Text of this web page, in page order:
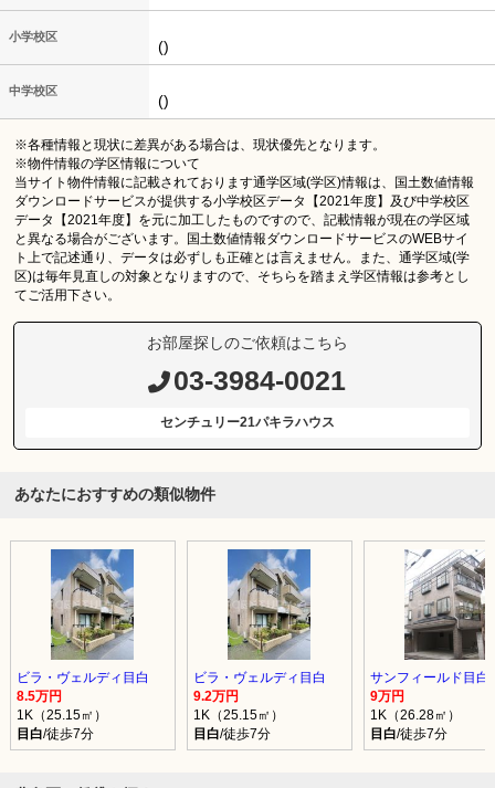
小学校区
()
中学校区
()
※各種情報と現状に差異がある場合は、現状優先となります。
※物件情報の学区情報について
当サイト物件情報に記載されております通学区域(学区)情報は、国土数値情報
ダウンロードサービスが提供する小学校区データ【2021年度】及び中学校区
データ【2021年度】を元に加工したものですので、記載情報が現在の学区域
と異なる場合がございます。国土数値情報ダウンロードサービスのWEBサイ
ト上で記述通り、データは必ずしも正確とは言えません。また、通学区域(学
区)は毎年見直しの対象となりますので、そちらを踏まえ学区情報は参考とし
てご活用下さい。
お部屋探しのご依頼はこちら
03-3984-0021
センチュリー21パキラハウス
あなたにおすすめの類似物件
ビラ・ヴェルディ目白
8.5万円
1K（25.15㎡）
目白/徒歩7分
ビラ・ヴェルディ目白
9.2万円
1K（25.15㎡）
目白/徒歩7分
サンフィールド目白
9万円
1K（26.28㎡）
目白/徒歩7分